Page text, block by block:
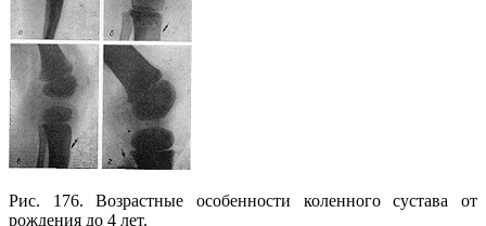
Рис. 176. Возрастные особенности коленного сустава от
рождения до 4 лет.